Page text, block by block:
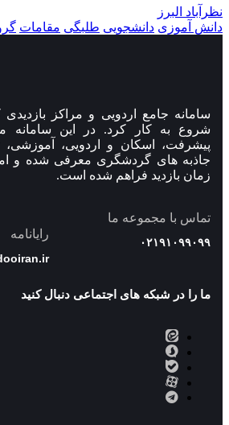
نظرآباد البرز
دانش آموزی دانشجویی طلبگی مقامات
شروع به کار کرد. در این سامانه
پیشرفت، اسکان و اردویی،
جاذبه های گردشگری معرفی شده و
زمان بازدید فراهم شده است.
تماس با مجموعه ما
۰۲۱۹۱۰۹۹۰۹۹
رایانامه
ما را در شبکه های اجتماعی دنبال کنید